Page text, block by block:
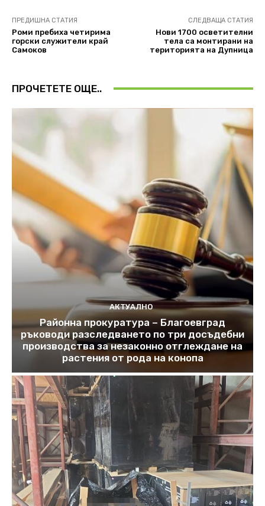
ПРЕДИШНА СТАТИЯ
Роми пребиха четирима
горски служители край
Самоков
СЛЕДВАЩА СТАТИЯ
Нови 1700 осветителни
тела са монтирани на
територията на Дупница
ПРОЧЕТЕТЕ ОЩЕ..
АКТУАЛНО
Районна прокуратура – Благоевград
ръководи разследването по три досъдебни
производства за незаконно отглеждане на
растения от рода на конопа